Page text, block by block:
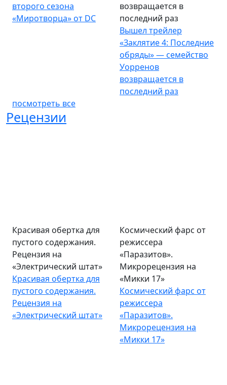
второго сезона
«Миротворца» от DC
возвращается в
последний раз
Вышел трейлер
«Заклятие 4: Последние
обряды» — семейство
Уорренов
возвращается в
последний раз
посмотреть все
Рецензии
Красивая обертка для
пустого содержания.
Рецензия на
«Электрический штат»
Красивая обертка для
пустого содержания.
Рецензия на
«Электрический штат»
Космический фарс от
режиссера
«Паразитов».
Микрорецензия на
«Микки 17»
Космический фарс от
режиссера
«Паразитов».
Микрорецензия на
«Микки 17»